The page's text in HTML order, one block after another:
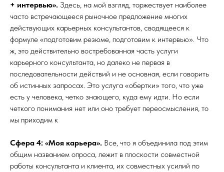
+ интервью». Здесь, на мой взгляд, торжествует наиболее
часто встречающееся рыночное предложение многих
действующих карьерных консультантов, сводящееся к
формуле «подготовим резюме, подготовим к интервью». Что
ж, это действительно востребованная часть услуги
карьерного консультанта, но далеко не первая в
последовательности действий и не основная, если говорить
об истинных запросах. Это услуга «обертки» того, что уже
есть у человека, четко знающего, куда ему идти. Но если
четкого понимания нет или оно требует переосмысления, то
мы приходим к
Сфера 4: «Моя карьера». Все, что я объединила под этим
общим названием опроса, лежит в плоскости совместной
работы консультанта и клиента, их совместных усилий по